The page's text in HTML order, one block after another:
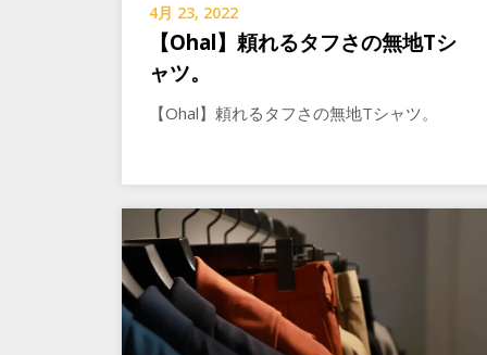
4月 23, 2022
【Ohal】頼れるタフさの無地Tシ
ャツ。
【Ohal】頼れるタフさの無地Tシャツ。